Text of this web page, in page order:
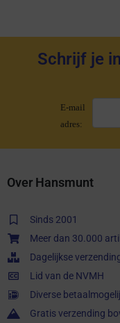
Schrijf je
E-mail
adres:
Over Hansmunt
Sinds 2001
Meer dan 30.000
Dagelijkse
Lid van de NVMH
Diverse
Gratis verzending